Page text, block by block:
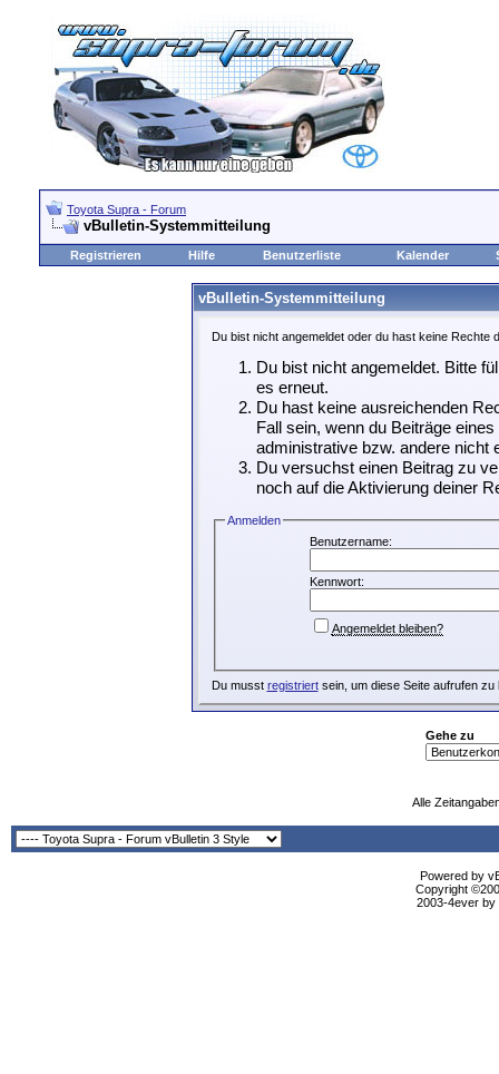
Toyota Supra - Forum
vBulletin-Systemmitteilung
Registrieren Hilfe Benutzerliste Kalender
vBulletin-Systemmitteilung
Du bist nicht angemeldet oder du hast keine Rechte
Du bist nicht angemeldet. Bitte
es erneut.
Du hast keine ausreichenden
Fall sein, wenn du Beiträge
administrative bzw. andere nicht
Du versuchst einen Beitrag zu
noch auf die Aktivierung deiner
Anmelden
Benutzername:
Kennwort:
Angemeldet bleiben?
Du musst registriertsein, um diese Seite aufrufen zu
Gehe zu
Alle
Powered by
Copyright
2003-4ever by